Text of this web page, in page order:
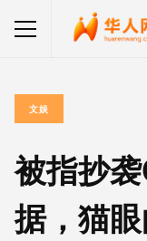
文娱
被指抄
据，猫